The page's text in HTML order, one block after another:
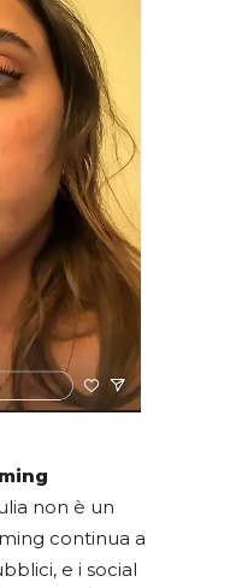
non è un
continua a
e i social